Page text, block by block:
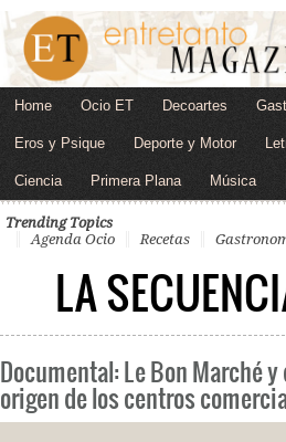
Home Ocio ET Decoartes
Eros y Psique Deporte y Motor
Ciencia Primera Plana Música
Trending Topics
Agenda Ocio
Recetas
LA
Documental: Le Bon Marché y
origen de los centros